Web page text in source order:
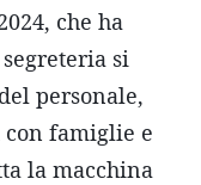
che ha
si
personale,
famiglie e
la macchina